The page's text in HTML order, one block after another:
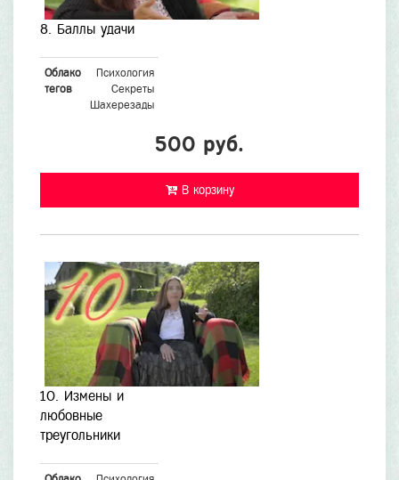
8. Баллы удачи
Облако
тегов
Психология
Секреты
Шахерезады
500 руб.
В корзину
10. Измены и
любовные
треугольники